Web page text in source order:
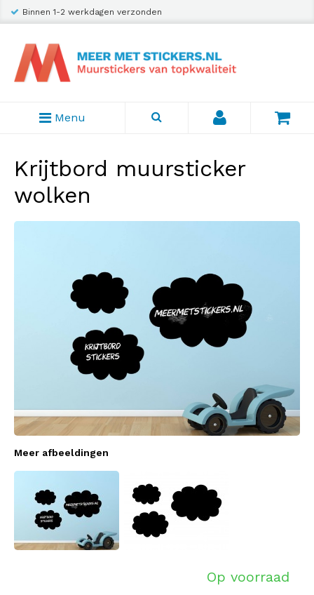
Binnen 1-2 werkdagen verzonden
Menu
Krijtbord muursticker
wolken
Meer afbeeldingen
Op voorraad